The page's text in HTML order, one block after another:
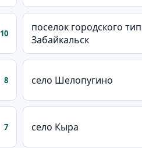
10
поселок городского
Забайкальск
8 село Шелопугино
7 село Кыра